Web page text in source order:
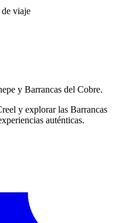
viaje
y Barrancas del Cobre.
y explorar las Barrancas
auténticas.